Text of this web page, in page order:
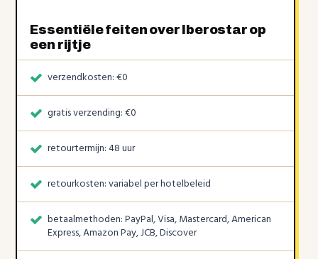
Essentiële feiten over Iberostar op
een rijtje
verzendkosten: €0
gratis verzending: €0
retourtermijn: 48 uur
retourkosten: variabel per hotelbeleid
betaalmethoden: PayPal, Visa, Mastercard, American
Express, Amazon Pay, JCB, Discover